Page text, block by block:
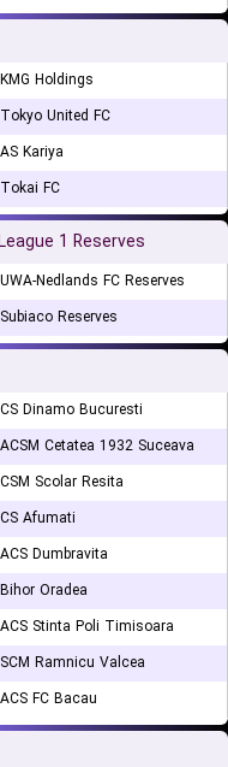
KMG Holdings
Tokyo United FC
AS Kariya
Tokai FC
1 Reserves
UWA-Nedlands FC Reserves
Subiaco Reserves
CS Dinamo Bucuresti
ACSM Cetatea 1932 Suceava
CSM Scolar Resita
CS Afumati
ACS Dumbravita
Bihor Oradea
ACS Stinta Poli Timisoara
SCM Ramnicu Valcea
ACS FC Bacau